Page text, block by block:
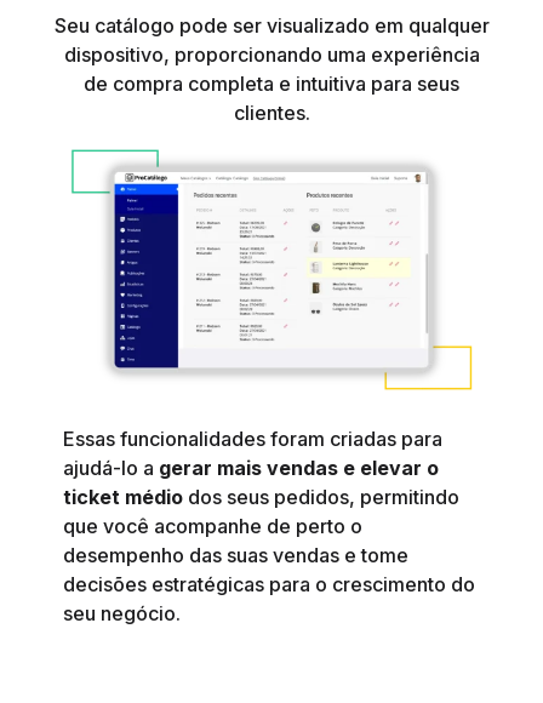
Seu catálogo pode ser visualizado em qualquer
dispositivo, proporcionando uma experiência
de compra completa e intuitiva para seus
clientes.
Essas funcionalidades foram criadas para
ajudá-lo a gerar mais vendas e elevar o
ticket médio dos seus pedidos, permitindo
que você acompanhe de perto o
desempenho das suas vendas e tome
decisões estratégicas para o crescimento do
seu negócio.